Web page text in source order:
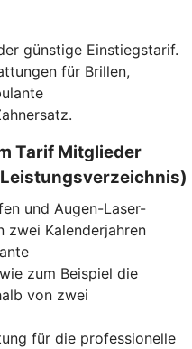
günstige Einstiegstarif.
für Brillen,
Tarif Mitglieder
und Augen-Laser-
zwei Kalenderjahren
zum Beispiel die
von zwei
für die professionelle